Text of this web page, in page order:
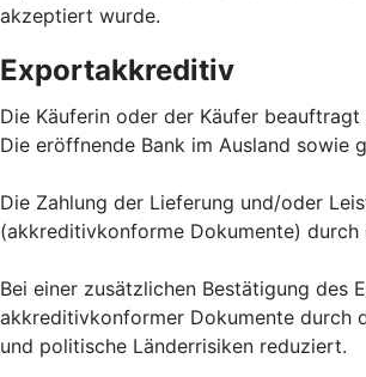
akzeptiert wurde.
Exportakkreditiv
Die Käuferin oder der Käufer
Die eröffnende Bank im Ausland sowie
Die Zahlung der Lieferung und/oder
(akkreditivkonforme Dokumente) durch
Bei einer zusätzlichen Bestätigung des
akkreditivkonformer Dokumente durch
und politische Länderrisiken reduziert.